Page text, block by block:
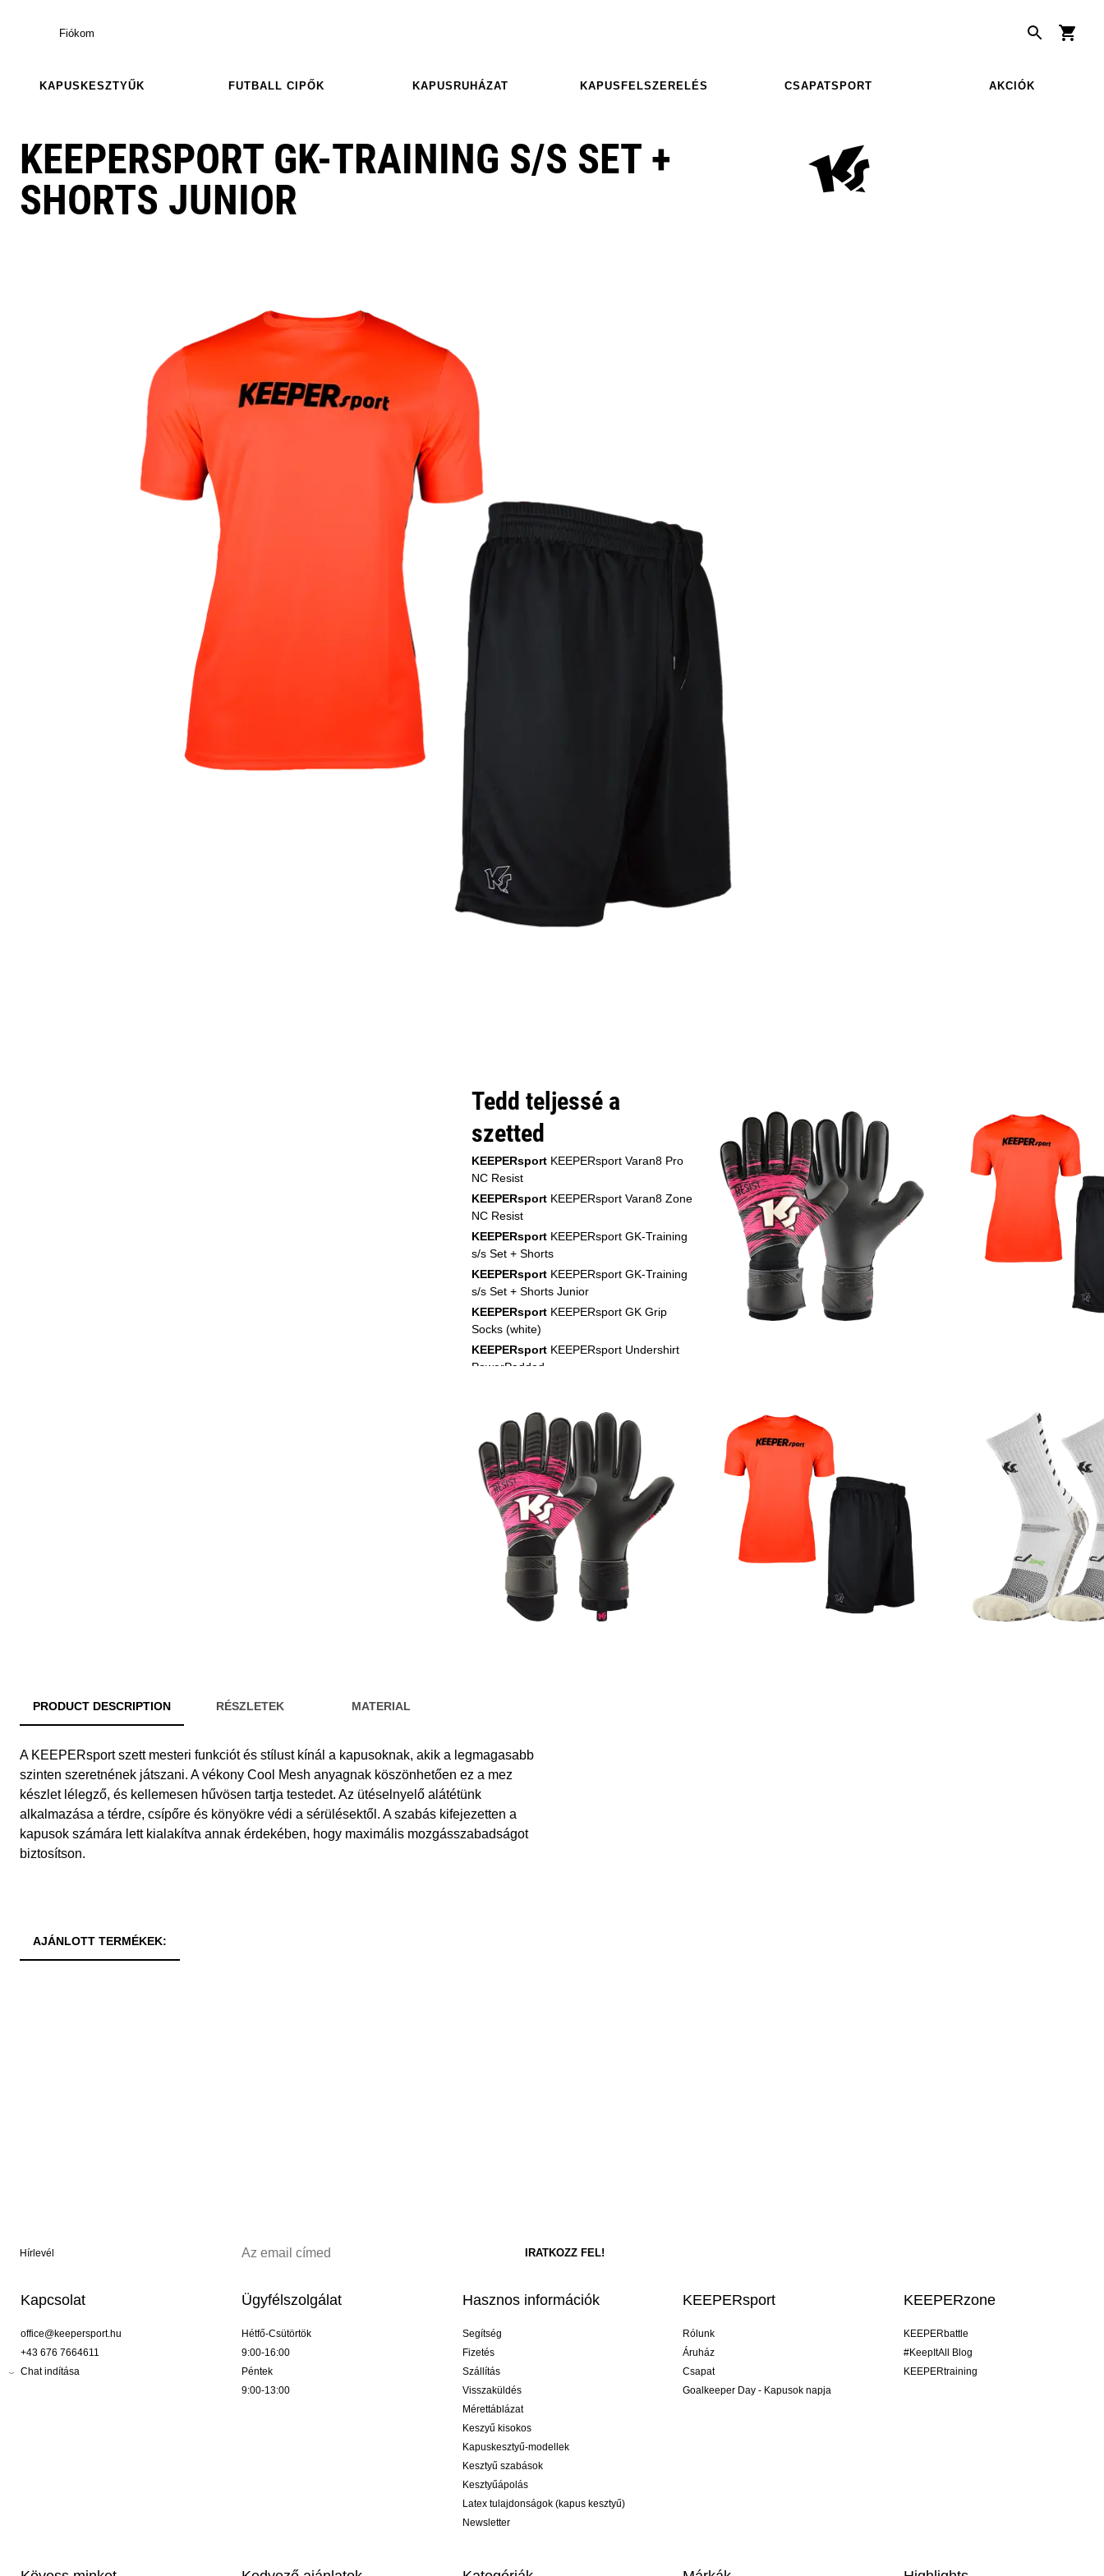
Fiókom
KAPUSKESZTYŰK FUTBALL CIPŐK KAPUSRUHÁZAT KAPUSFELSZERELÉS CSAPATSPORT AKCIÓK
KEEPERSPORT GK-TRAINING S/S SET +
SHORTS JUNIOR
Tedd teljessé a
szetted
KEEPERsport KEEPERsport Varan8 Pro
NC Resist
KEEPERsport KEEPERsport Varan8 Zone
NC Resist
KEEPERsport KEEPERsport GK-Training
s/s Set + Shorts
KEEPERsport KEEPERsport GK-Training
s/s Set + Shorts Junior
KEEPERsport KEEPERsport GK Grip
Socks (white)
KEEPERsport KEEPERsport Undershirt
PowerPadded
KEEPERsportKEEPERsport Underpants
PowerPadded 3/4
KEEPERsportKEEPERsport Underpants
PowerPadded 3/4 Kids
adidasadidas Predator Elite FG
PRODUCT DESCRIPTION RÉSZLETEK MATERIAL
A KEEPERsport szett mesteri funkciót és stílust kínál a kapusoknak, akik a legmagasabb
szinten szeretnének játszani. A vékony Cool Mesh anyagnak köszönhetően ez a mez
készlet lélegző, és kellemesen hűvösen tartja testedet. Az ütéselnyelő alátétünk
alkalmazása a térdre, csípőre és könyökre védi a sérülésektől. A szabás kifejezetten a
kapusok számára lett kialakítva annak érdekében, hogy maximális mozgásszabadságot
biztosítson.
AJÁNLOTT TERMÉKEK:
Hírlevél
Kapcsolat
office@keepersport.hu
+43 676 7664611
Chat indítása
Ügyfélszolgálat
Hétfő-Csütörtök
9:00-16:00
Péntek
9:00-13:00
Hasznos információk
Segítség
Fizetés
Szállítás
Visszaküldés
Mérettáblázat
Keszyű kisokos
Kapuskesztyű-modellek
Kesztyű szabások
Kesztyűápolás
Latex tulajdonságok (kapus kesztyű)
Newsletter
KEEPERsport
Rólunk
Áruház
Csapat
Goalkeeper Day - Kapusok napja
KEEPERzone
KEEPERbattle
#KeepItAll Blog
KEEPERtraining